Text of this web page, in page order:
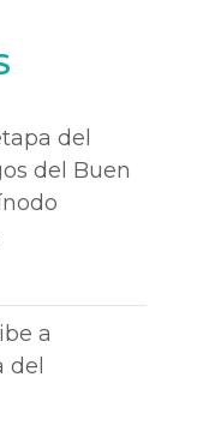
del
del Buen
a
del